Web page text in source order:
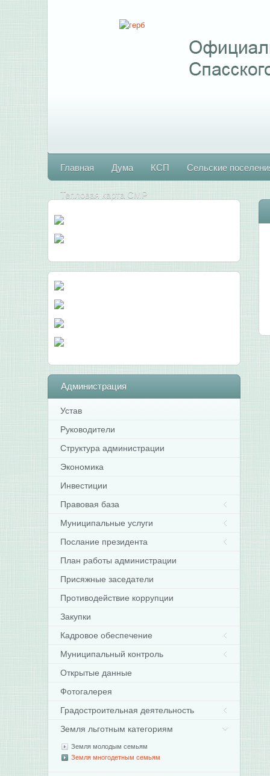
Главная Дума КСП Сельские
Тепловая карта СМР
Администрация
Устав
Руководители
Структура администрации
Экономика
Инвестиции
Правовая база
Муниципальные услуги
Послание президента
План работы администрации
Присяжные заседатели
Противодействие коррупции
Закупки
Кадровое обеспечение
Муниципальный контроль
Открытые данные
Фотогалерея
Градостроительная деятельность
Земля льготным категориям
Земля молодым семьям
Земля многодетным семьям